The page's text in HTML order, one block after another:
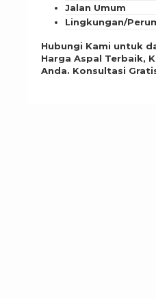
Jalan Umum
Lingkungan/
Hubungi Kami untuk
Harga Aspal Terbaik,
Anda. Konsultasi